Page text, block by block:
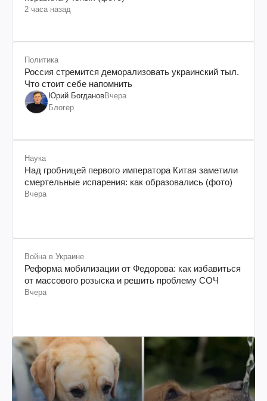
2 часа назад
Политика
Россия стремится деморализовать украинский тыл.
Что стоит себе напомнить
Юрий БогдановВчера
Блогер
Наука
Над гробницей первого императора Китая заметили
смертельные испарения: как образовались (фото)
Вчера
Война в Украине
Реформа мобилизации от Федорова: как избавиться
от массового розыска и решить проблему СОЧ
Вчера